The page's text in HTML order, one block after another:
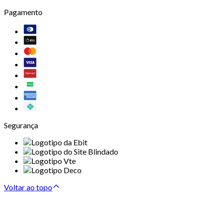
Pagamento
Segurança
Voltar ao topo